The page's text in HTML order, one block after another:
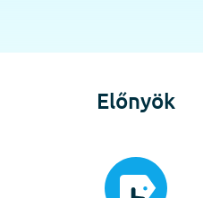
Előnyök